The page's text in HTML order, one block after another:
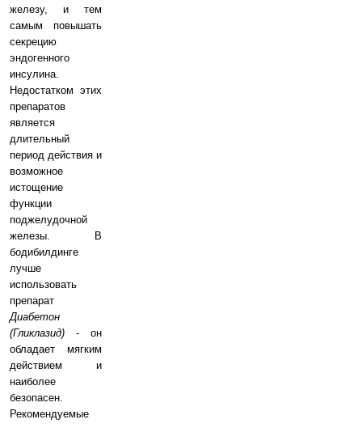
железу, и тем
самым повышать
секрецию
эндогенного
инсулина.
Недостатком этих
препаратов
является
длительный
период действия и
возможное
истощение
функции
поджелудочной
железы. В
бодибилдинге
лучше
использовать
препарат
Диабетон
(Гликлазид) - он
обладает мягким
действием и
наиболее
безопасен.
Рекомендуемые